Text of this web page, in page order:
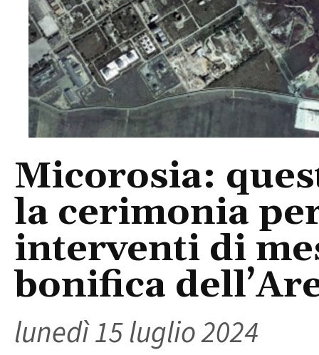
Micorosia:
la cerimonia
interventi di
bonifica
lunedì 15 luglio 2024